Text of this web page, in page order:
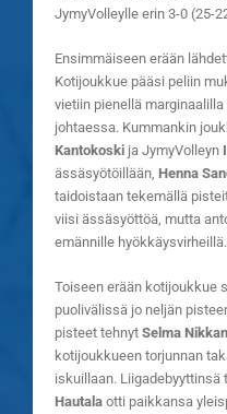
JymyVolleylle erin 3-0 (25-
Ensimmäiseen erään
Kotijoukkue pääsi peliin
vietiin pienellä
johtaessa. Kummankin
Kantokoski ja JymyVolleyn
ässäsyötöillään, Henna
taidoistaan tekemällä
viisi ässäsyöttöä, mutta
emännille hyökkäysvirheillä.
Toiseen erään kotijoukkue
puolivälissä jo neljän
pisteet tehnyt Selma
kotijoukkueen torjunnan
iskuillaan. Liigadebyyttinsä
Hautala otti paikkansa